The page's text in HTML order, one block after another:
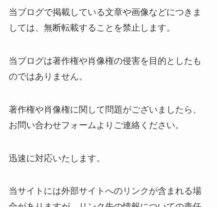
当ブログで掲載している文章や画像などにつきま
しては、無断転載することを禁止します。
当ブログは著作権や肖像権の侵害を目的としたも
のではありません。
著作権や肖像権に関して問題がございましたら、
お問い合わせフォームよりご連絡ください。
迅速に対応いたします。
当サイトには外部サイトへのリンクが含まれる場